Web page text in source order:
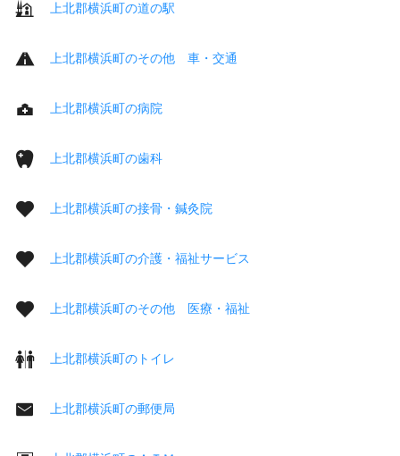
上北郡横浜町の道の駅
上北郡横浜町のその他 車・交通
上北郡横浜町の病院
上北郡横浜町の歯科
上北郡横浜町の接骨・鍼灸院
上北郡横浜町の介護・福祉サービス
上北郡横浜町のその他 医療・福祉
上北郡横浜町のトイレ
上北郡横浜町の郵便局